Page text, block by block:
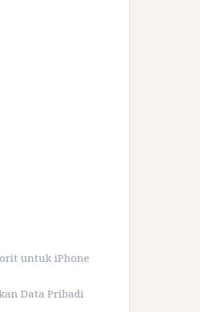
untuk iPhone
Data Pribadi